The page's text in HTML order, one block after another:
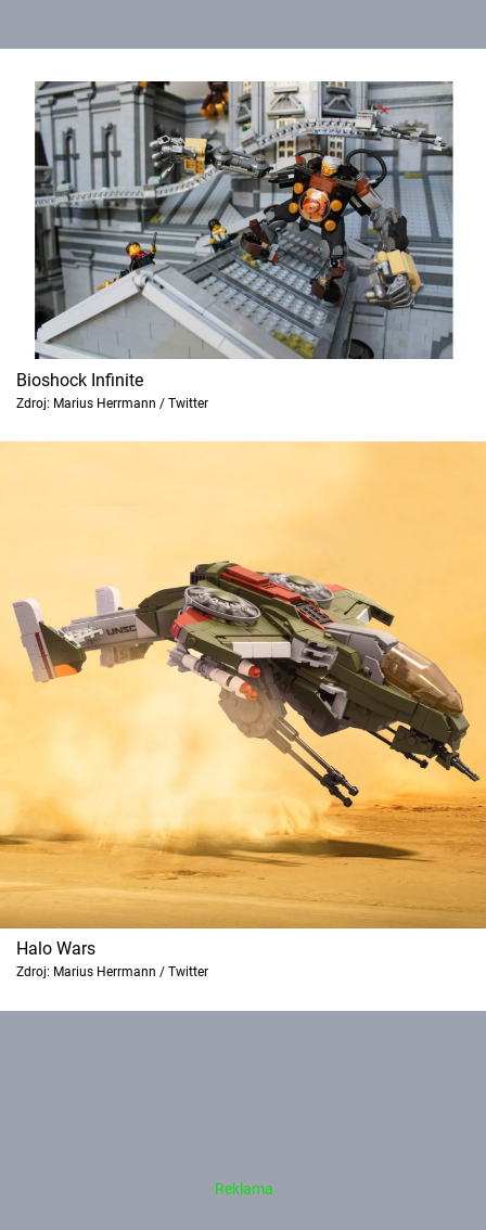
Bioshock Infinite
Zdroj: Marius Herrmann / Twitter
Halo Wars
Zdroj: Marius Herrmann / Twitter